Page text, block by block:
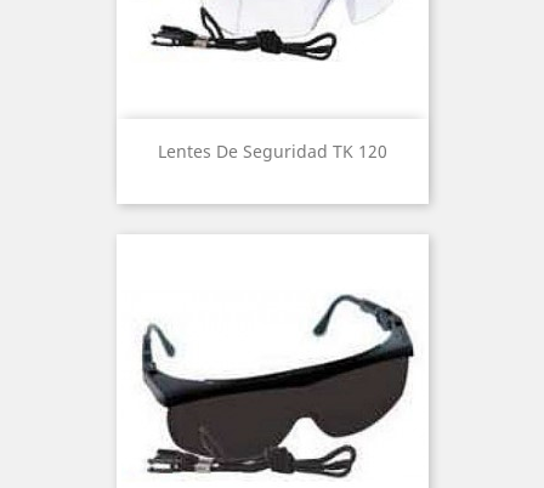
Lentes De Seguridad TK 120